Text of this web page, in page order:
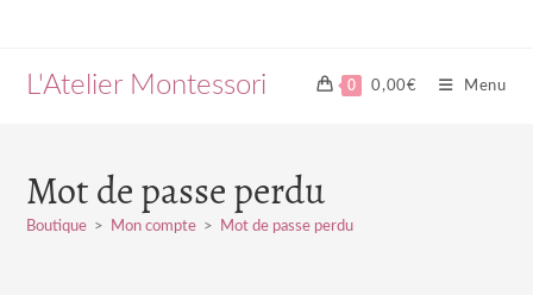
contentL'Atelier Montessori 0 0,00€ Menu
Mot de passe perdu
Boutique > Mon compte > Mot de passe perdu